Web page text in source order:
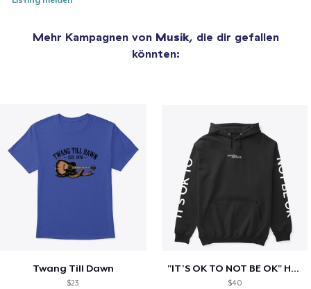
Mehr Kampagnen von Musik, die dir gefallen
könnten:
Twang Till Dawn
$23
"IT'S OK TO NOT BE OK" Hoodie (BP LOGO)
$40